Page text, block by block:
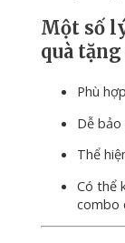
Một số
quà
Phù
Dễbảo
Thể
Cóthể
combo